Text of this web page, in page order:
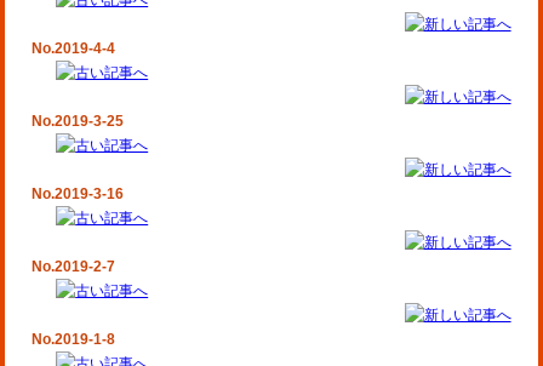
No.2019-4-4
No.2019-3-25
No.2019-3-16
No.2019-2-7
No.2019-1-8